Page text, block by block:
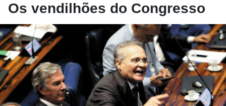
Os vendilhões do Congresso